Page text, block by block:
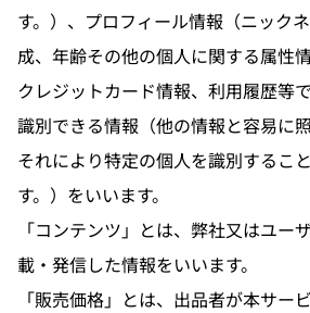
す。）、プロフィール情報（ニック
成、年齢その他の個人に関する属性
クレジットカード情報、利用履歴等
識別できる情報（他の情報と容易に
それにより特定の個人を識別するこ
す。）をいいます。
「コンテンツ」とは、弊社又はユー
載・発信した情報をいいます。
「販売価格」とは、出品者が本サー